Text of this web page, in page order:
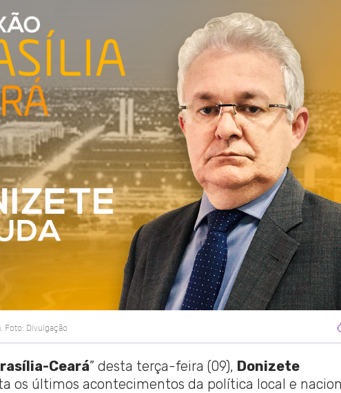
Foto: Divulgação
Ceará” desta terça-feira (09), Donizete
os últimos acontecimentos da política local e